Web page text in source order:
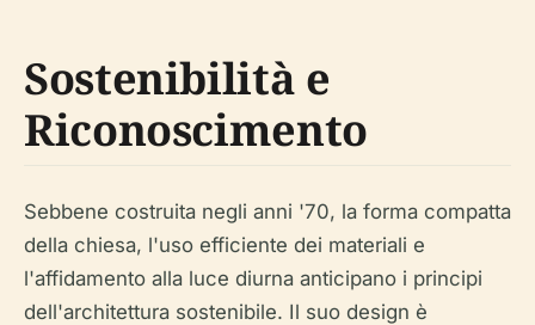
Sostenibilità e
Riconoscimento
Sebbene costruita negli anni '70, la forma compatta
della chiesa, l'uso efficiente dei materiali e
l'affidamento alla luce diurna anticipano i principi
dell'architettura sostenibile. Il suo design è